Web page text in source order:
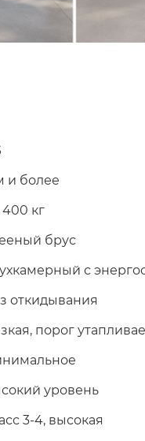
и более
400 кг
брус
с
откидывания
порог
уровень
3-4, высокая